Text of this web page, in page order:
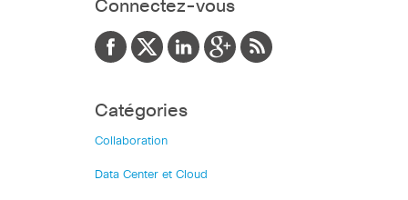
Connectez-vous
Catégories
Collaboration
Data Center et Cloud